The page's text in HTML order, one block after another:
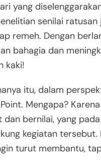
yang
senilai
remeh. Dengan
bahagia dan
kaki!
itu, dalam
Mengapa?
bernilai, yang
kegiatan
turut membantu,